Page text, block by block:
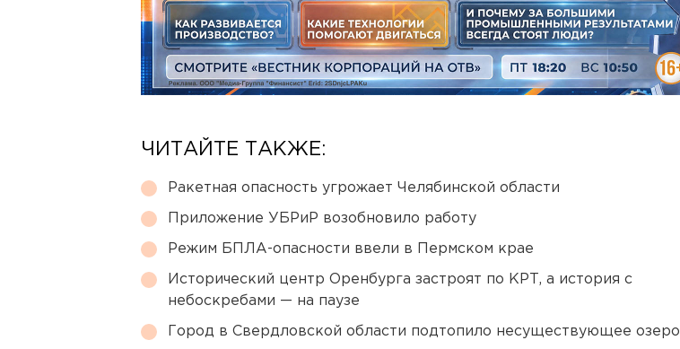
ЧИТАЙТЕ ТАКЖЕ:
Ракетная опасность угрожает Челябинской области
Приложение УБРиР возобновило работу
Режим БПЛА-опасности ввели в Пермском крае
Исторический центр Оренбурга застроят по КРТ, а история с
небоскребами — на паузе
Город в Свердловской области подтопило несуществующее озеро